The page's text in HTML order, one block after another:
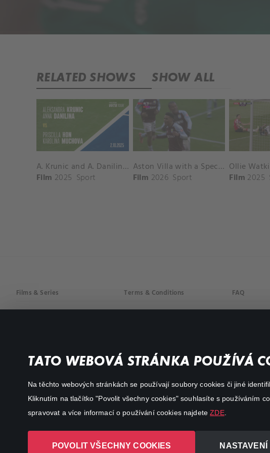
TATO WEBOVÁ STRÁNKA POUŽÍVÁ
Na těchto webových stránkách se používají soubory cookies či jiné
Kliknutím na tlačítko "Povolit všechny cookies" souhlasíte s používáním
spravovat a více informací o používání cookies najdeteZDE.
POVOLIT VŠECHNY COOKIES NASTAVENÍ
RELATED SHOWS SHOW ALL
A. Krunic and A. Danilina vs. P. Hon and K. Muchova Match Highlights - BEIJING_Capital Group Diamond ( October 02, 2025)
Film 2025 Sport
Aston Villa with a Spectacular Goal vs. Nottingham Forest
Film 2026 Sport
Film 2025
Films & Series
Action
Terms & Conditions FAQ